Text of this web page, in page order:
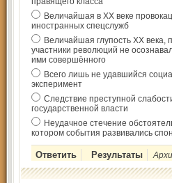
Величайшая в ХХ веке
иностранных спецслужб
Величайшая глупость ХХ века,
участники революций не
ими совершённого
Всего лишь не удавшийся
эксперимент
Следствие преступной
государственной власти
Неудачное стечение
котором события развивались